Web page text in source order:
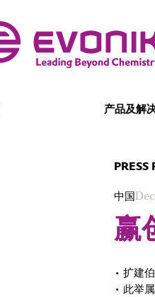
产品及解
PRESS
中国
赢
• 扩建
• 此举